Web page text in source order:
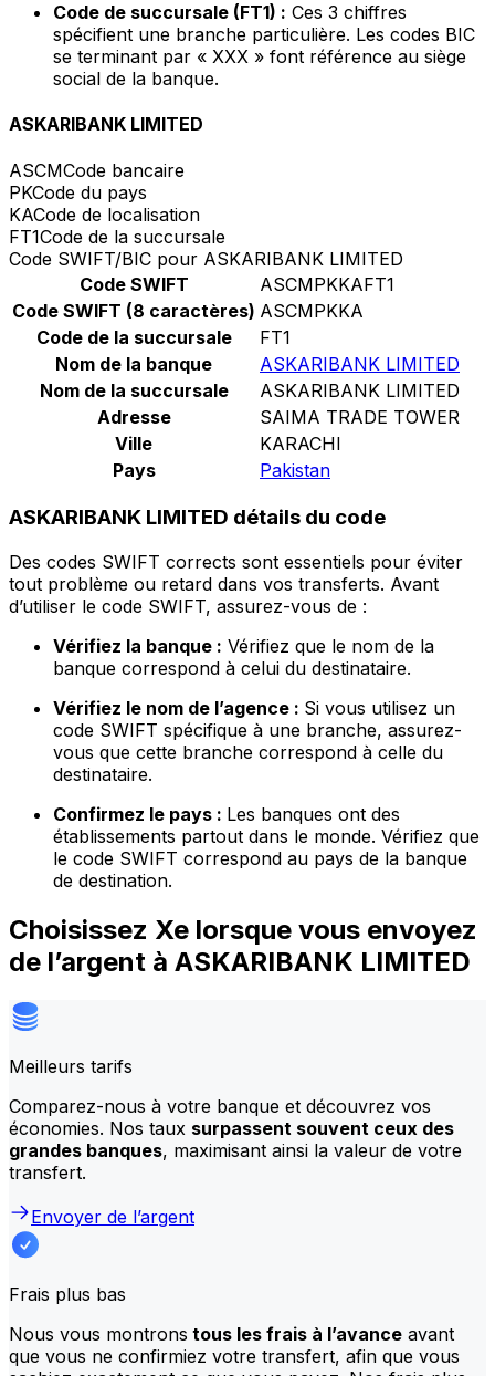
Code de succursale (FT1) : Ces 3 chiffres
spécifient une branche particulière. Les codes BIC
se terminant par « XXX » font référence au siège
social de la banque.
ASKARIBANK LIMITED
ASCMCode bancaire
PKCode du pays
KACode de localisation
FT1Code de la succursale
Code SWIFT/BIC pour ASKARIBANK LIMITED
Code SWIFT
ASCMPKKAFT1
Code SWIFT (8 caractères) ASCMPKKA
Code de la succursale
FT1
Nom de la banque
ASKARIBANK LIMITED
Nom de la succursale
ASKARIBANK LIMITED
Adresse
SAIMA TRADE TOWER
Ville
KARACHI
Pays
Pakistan
ASKARIBANK LIMITED détails du code
Des codes SWIFT corrects sont essentiels pour éviter
tout problème ou retard dans vos transferts. Avant
d’utiliser le code SWIFT, assurez-vous de :
Vérifiez la banque : Vérifiez que le nom de la
banque correspond à celui du destinataire.
Vérifiez le nom de l’agence : Si vous utilisez un
code SWIFT spécifique à une branche, assurez-
vous que cette branche correspond à celle du
destinataire.
Confirmez le pays : Les banques ont des
établissements partout dans le monde. Vérifiez que
le code SWIFT correspond au pays de la banque
de destination.
Choisissez Xe lorsque vous envoyez
de l’argent à ASKARIBANK LIMITED
Meilleurs tarifs
Comparez-nous à votre banque et découvrez vos
économies. Nos taux surpassent souvent ceux des
grandes banques, maximisant ainsi la valeur de votre
transfert.
Envoyer de l’argent
Frais plus bas
Nous vous montrons tous les frais à l’avance avant
que vous ne confirmiez votre transfert, afin que vous